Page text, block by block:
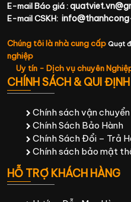
E-mail Báo giá :
E-mail CSKH:
Chúng tôi là nhà cung cấp Quạt
nghiệp
Uy tín - Dịch vụ chuyên
CHÍNH SÁCH & QUI ĐỊNH
Chính sách vận chuyển
Chính Sách Bảo Hành
Chính Sách Đổi – Trả
Chính sách bảo mật
HỖ TRỢ KHÁCH HÀNG